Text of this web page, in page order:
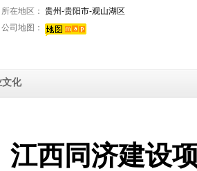
所在地区： 贵州-贵阳市-观山湖区
公司地图：
文化
江西同济建设